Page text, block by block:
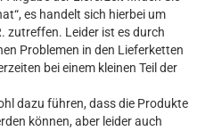
es handelt sich hierbei um
zutreffen. Leider ist es durch
Problemen in den Lieferketten
bei einem kleinen Teil der
dazu führen, dass die Produkte
können, aber leider auch